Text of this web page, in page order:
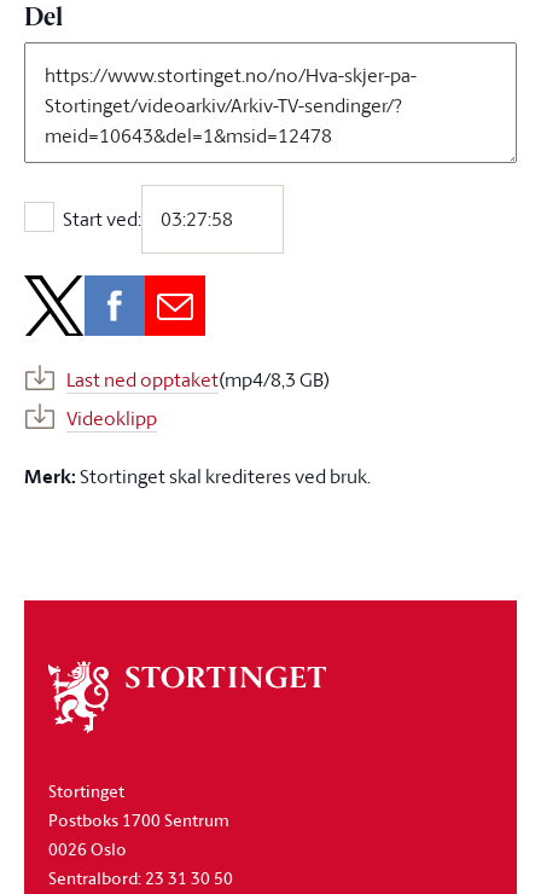
Del
Start ved:
Start ved:
Last ned opptaket(mp4/8,3 GB)
Videoklipp
Merk:Stortinget skal krediteres ved bruk.
Om
stortinget
Stortinget
Postboks 1700 Sentrum
0026 Oslo
Sentralbord: 23 31 30 50